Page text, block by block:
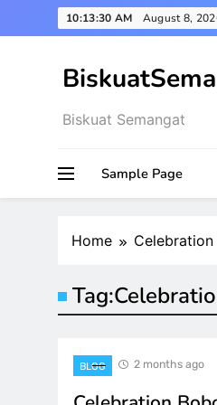
to
10:13:30 AM August 8,
Biskuat Semangat
Sample Page
Home Celebration
Tag:
BLOG 2 months ago